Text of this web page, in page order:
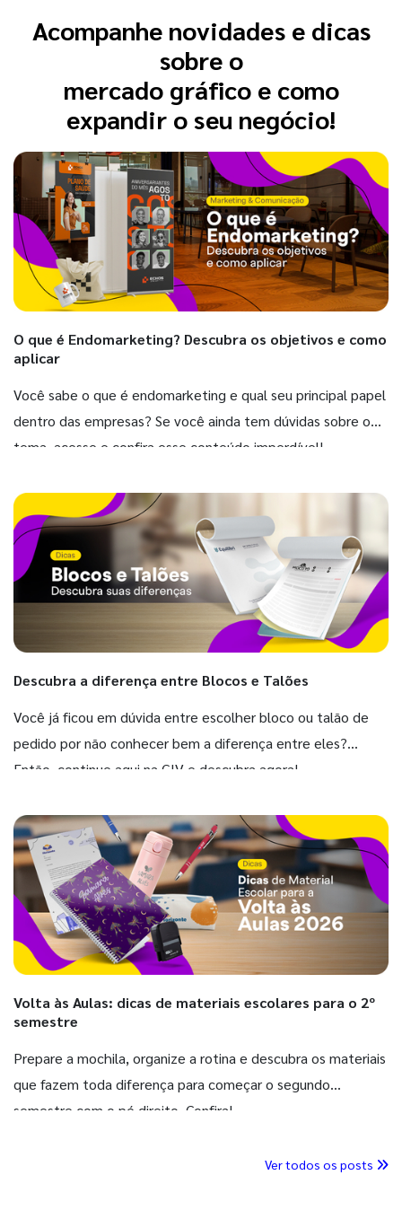
Acompanhe novidades e dicas
sobre o
mercado gráfico e como
expandir o seu negócio!
O que é Endomarketing? Descubra os objetivos e como
aplicar
Você sabe o que é endomarketing e qual seu principal papel
dentro das empresas? Se você ainda tem dúvidas sobre o
tema, acesse e confira esse conteúdo imperdível!
Descubra a diferença entre Blocos e Talões
Você já ficou em dúvida entre escolher bloco ou talão de
pedido por não conhecer bem a diferença entre eles?
Então, continue aqui na GIV e descubra agora!
Volta às Aulas: dicas de materiais escolares para o 2º
semestre
Prepare a mochila, organize a rotina e descubra os materiais
que fazem toda diferença para começar o segundo
semestre com o pé direito. Confira!
Ver todos os posts